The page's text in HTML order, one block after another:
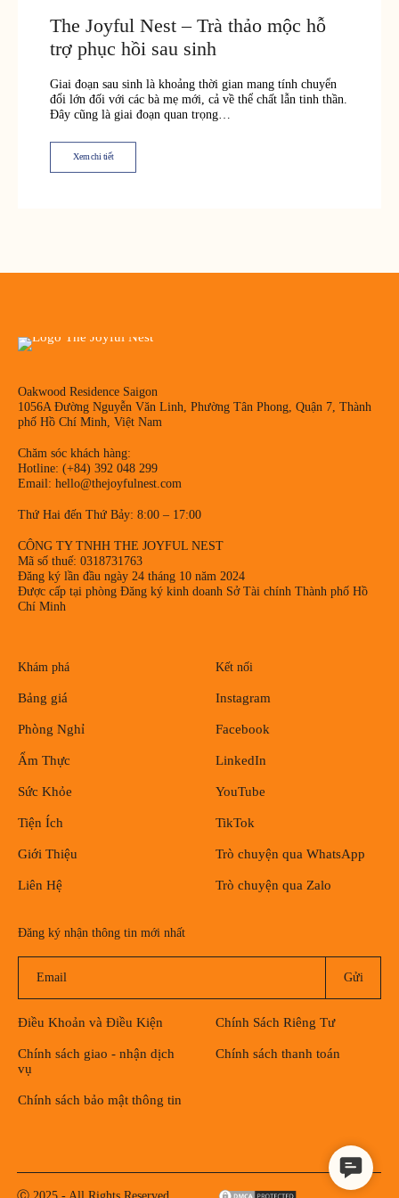
The Joyful Nest – Trà thảo mộc hỗ
trợ phục hồi sau sinh
Giai đoạn sau sinh là khoảng thời gian mang tính chuyển
đổi lớn đối với các bà mẹ mới, cả về thể chất lẫn tinh thần.
Đây cũng là giai đoạn quan trọng…
Xem chi tiết
Oakwood Residence Saigon
1056A Đường Nguyễn Văn Linh, Phường Tân Phong, Quận 7, Thành
phố Hồ Chí Minh, Việt Nam
Chăm sóc khách hàng:
Hotline: (+84) 392 048 299
Email: hello@thejoyfulnest.com
Thứ Hai đến Thứ Bảy: 8:00 – 17:00
CÔNG TY TNHH THE JOYFUL NEST
Mã số thuế: 0318731763
Đăng ký lần đầu ngày 24 tháng 10 năm 2024
Được cấp tại phòng Đăng ký kinh doanh Sở Tài chính Thành phố Hồ
Chí Minh
Khám phá
Bảng giá
Phòng Nghỉ
Ẩm Thực
Sức Khỏe
Tiện Ích
Giới Thiệu
Liên Hệ
Kết nối
Instagram
Facebook
LinkedIn
YouTube
TikTok
Trò chuyện qua WhatsApp
Trò chuyện qua Zalo
Đăng ký nhận thông tin mới nhất
Điều Khoản và Điều Kiện Chính Sách Riêng Tư
Chính sách giao - nhận dịch
vụ
Chính sách thanh toán
Chính sách bảo mật thông tin
Contact
Us